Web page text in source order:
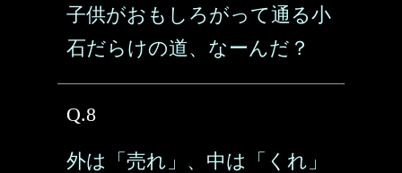
子供がおもしろがって通る小
石だらけの道、なーんだ？
Q.8
外は「売れ」、中は「くれ」